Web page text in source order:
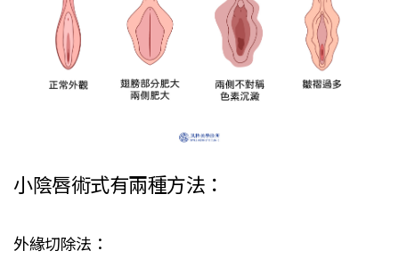
小陰唇術式有兩種方法：
外緣切除法：